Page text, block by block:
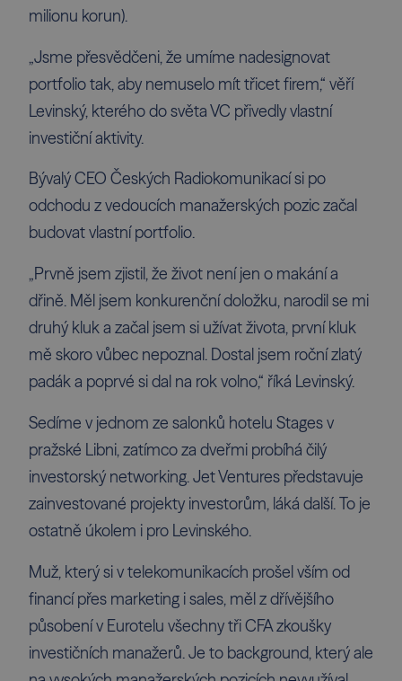
milionu korun).
„Jsme přesvědčeni, že umíme nadesignovat
portfolio tak, aby nemuselo mít třicet firem,“ věří
Levinský, kterého do světa VC přivedly vlastní
investiční aktivity.
Bývalý CEO Českých Radiokomunikací si po
odchodu z vedoucích manažerských pozic začal
budovat vlastní portfolio.
„Prvně jsem zjistil, že život není jen o makání a
dřině. Měl jsem konkurenční doložku, narodil se mi
druhý kluk a začal jsem si užívat života, první kluk
mě skoro vůbec nepoznal. Dostal jsem roční zlatý
padák a poprvé si dal na rok volno,“ říká Levinský.
Sedíme v jednom ze salonků hotelu Stages v
pražské Libni, zatímco za dveřmi probíhá čilý
investorský networking. Jet Ventures představuje
zainvestované projekty investorům, láká další. To je
ostatně úkolem i pro Levinského.
Muž, který si v telekomunikacích prošel vším od
financí přes marketing i sales, měl z dřívějšího
působení v Eurotelu všechny tři CFA zkoušky
investičních manažerů. Je to background, který ale